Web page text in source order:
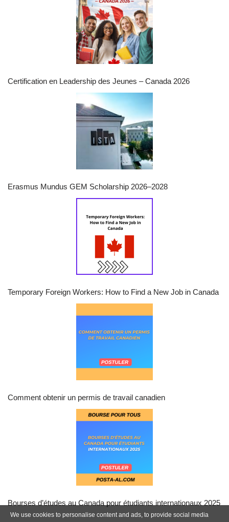
Certification en Leadership des Jeunes – Canada 2026
Erasmus Mundus GEM Scholarship 2026–2028
Temporary Foreign Workers: How to Find a New Job in Canada
Comment obtenir un permis de travail canadien
Bourses d’études au Canada pour étudiants internationaux 2025
We use cookies to personalise content and ads, to provide social media